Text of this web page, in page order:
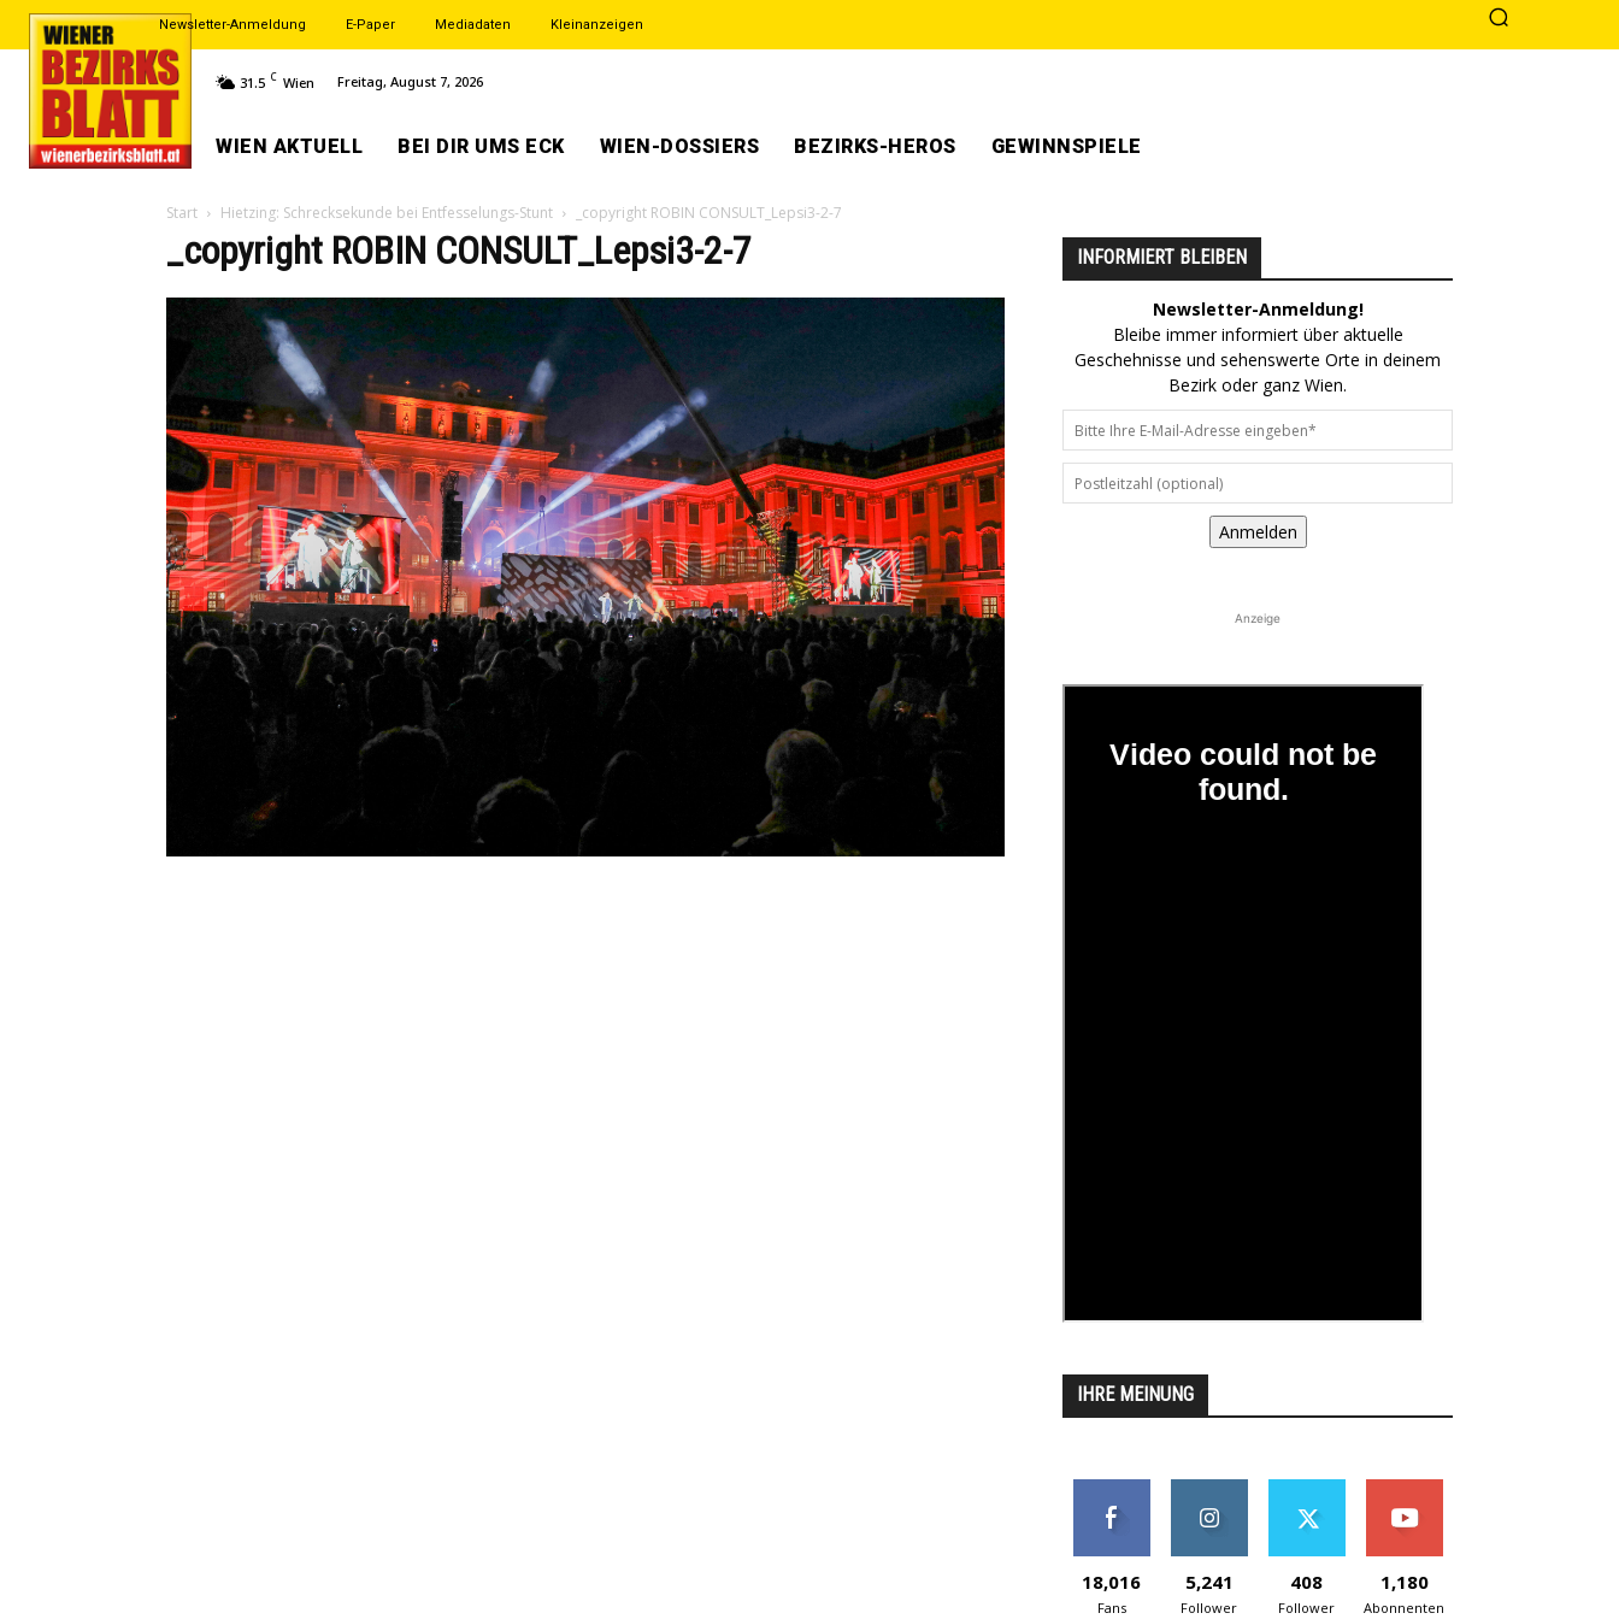
Newsletter-Anmeldung E-Paper Mediadaten Kleinanzeigen
31.5 C Wien Freitag, August 7, 2026
WIEN AKTUELL BEI DIR UMS ECK WIEN-DOSSIERS BEZIRKS-HEROS GEWINNSPIELE
Start Hietzing: Schrecksekunde bei Entfesselungs-Stunt _copyright ROBIN CONSULT_Lepsi3-2-7
_copyright ROBIN CONSULT_Lepsi3-2-7 INFORMIERT BLEIBEN
Newsletter-Anmeldung!
Bleibe immer informiert über aktuelle
Geschehnisse und sehenswerte Orte in deinem
Bezirk oder ganz Wien.
Anmelden
Anzeige
IHRE MEINUNG
18,016
Fans
5,241
Follower
408
Follower
1,180
Abonnenten